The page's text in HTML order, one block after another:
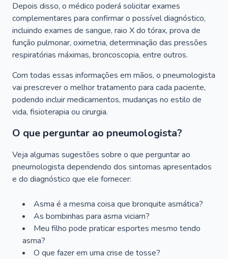
Depois disso, o médico poderá solicitar exames
complementares para confirmar o possível diagnóstico,
incluindo exames de sangue, raio X do tórax, prova de
função pulmonar, oximetria, determinação das pressões
respiratórias máximas, broncoscopia, entre outros.
Com todas essas informações em mãos, o pneumologista
vai prescrever o melhor tratamento para cada paciente,
podendo incluir medicamentos, mudanças no estilo de
vida, fisioterapia ou cirurgia.
O que perguntar ao pneumologista?
Veja algumas sugestões sobre o que perguntar ao
pneumologista dependendo dos sintomas apresentados
e do diagnóstico que ele fornecer:
Asma é a mesma coisa que bronquite asmática?
As bombinhas para asma viciam?
Meu filho pode praticar esportes mesmo tendo
asma?
O que fazer em uma crise de tosse?